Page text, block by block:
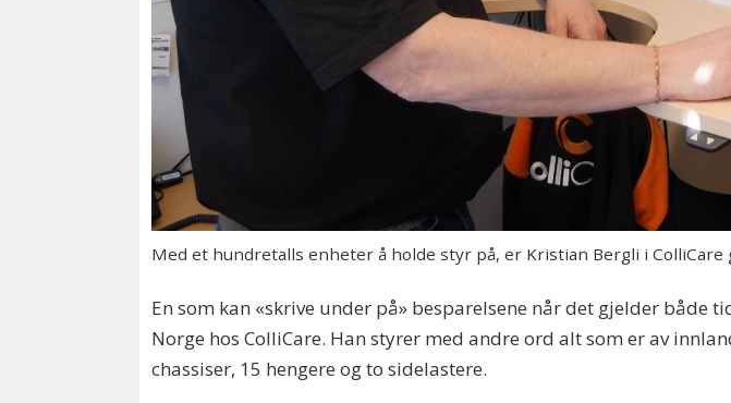
Med et hundretalls enheter å holde styr på, er Kristian Bergli i
En som kan «skrive under på» besparelsene når det gjelder
Norge hos ColliCare. Han styrer med andre ord alt som er av
chassiser, 15 hengere og to sidelastere.